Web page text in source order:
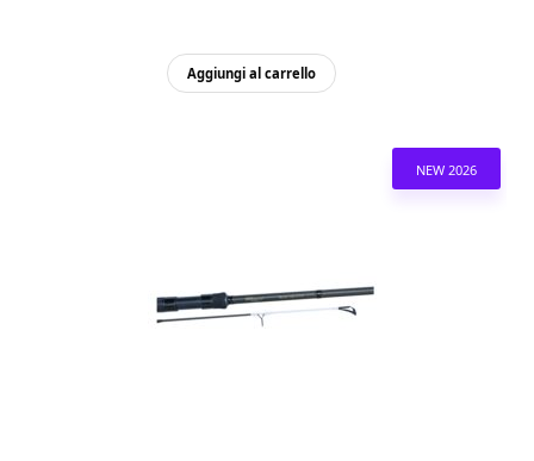
Aggiungi al carrello
NEW 2026